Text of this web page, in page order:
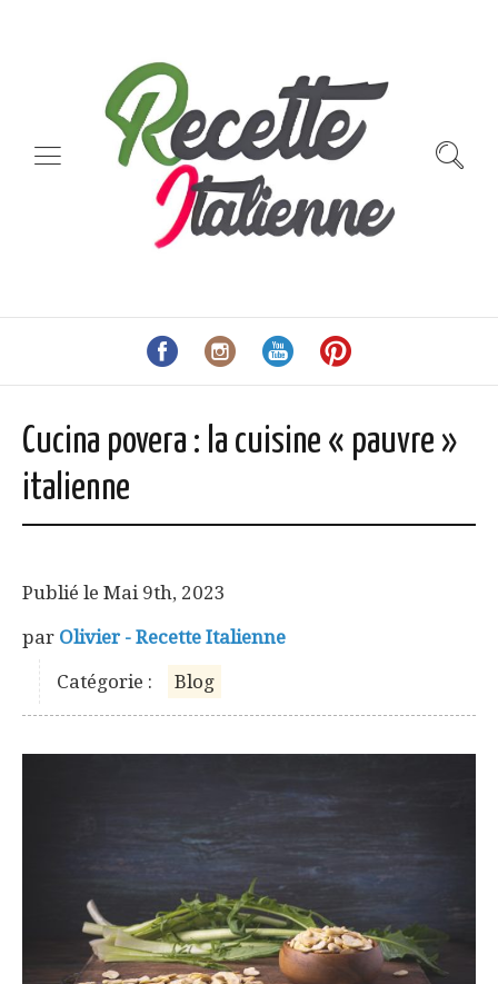
Cucina povera : la cuisine « pauvre »
italienne
Publié le Mai 9th, 2023
par Olivier - Recette Italienne
Catégorie :
Blog